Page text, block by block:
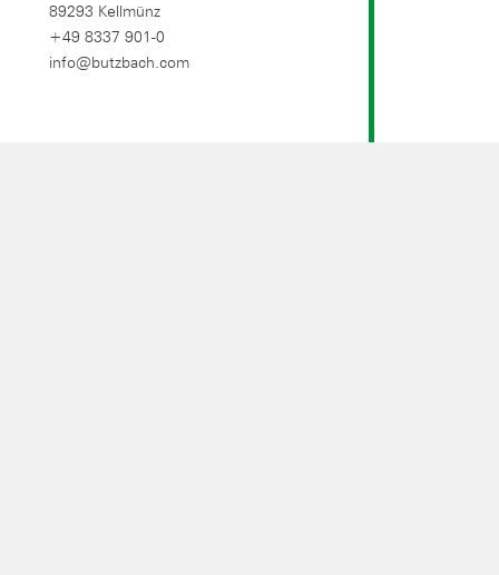
89293 Kellmünz
+49 8337 901-0
info@butzbach.com